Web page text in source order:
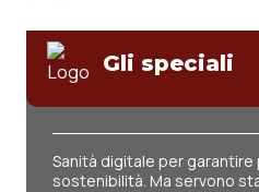
Gli speciali
Sanità digitale per garantire
sostenibilità. Ma servono